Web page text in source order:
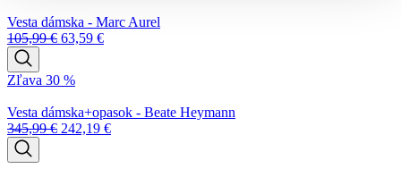
Vesta dámska - Marc Aurel
105,99€ 63,59 €
Zľava 30 %
Vesta dámska+opasok - Beate Heymann
345,99€ 242,19 €